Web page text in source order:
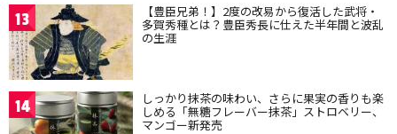
13 【豊臣兄弟！】2度の改易から復活した武将・
多賀秀種とは？豊臣秀長に仕えた半年間と波乱
の生涯
14 しっかり抹茶の味わい、さらに果実の香りも楽
しめる「無糖フレーバー抹茶」ストロベリー、
マンゴー新発売